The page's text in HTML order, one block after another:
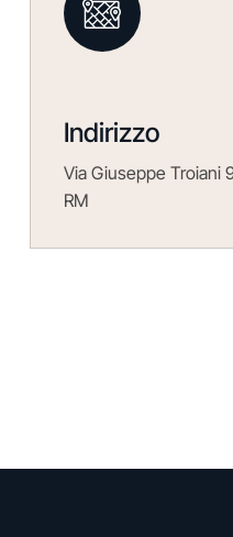
Indirizzo
Via Giuseppe Troiani
RM